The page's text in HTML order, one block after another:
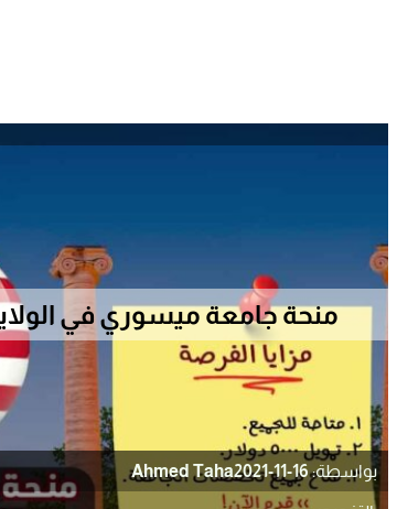
منحة جامعة ميسوري في الولايات
بواسطة: Ahmed Taha2021-11-16